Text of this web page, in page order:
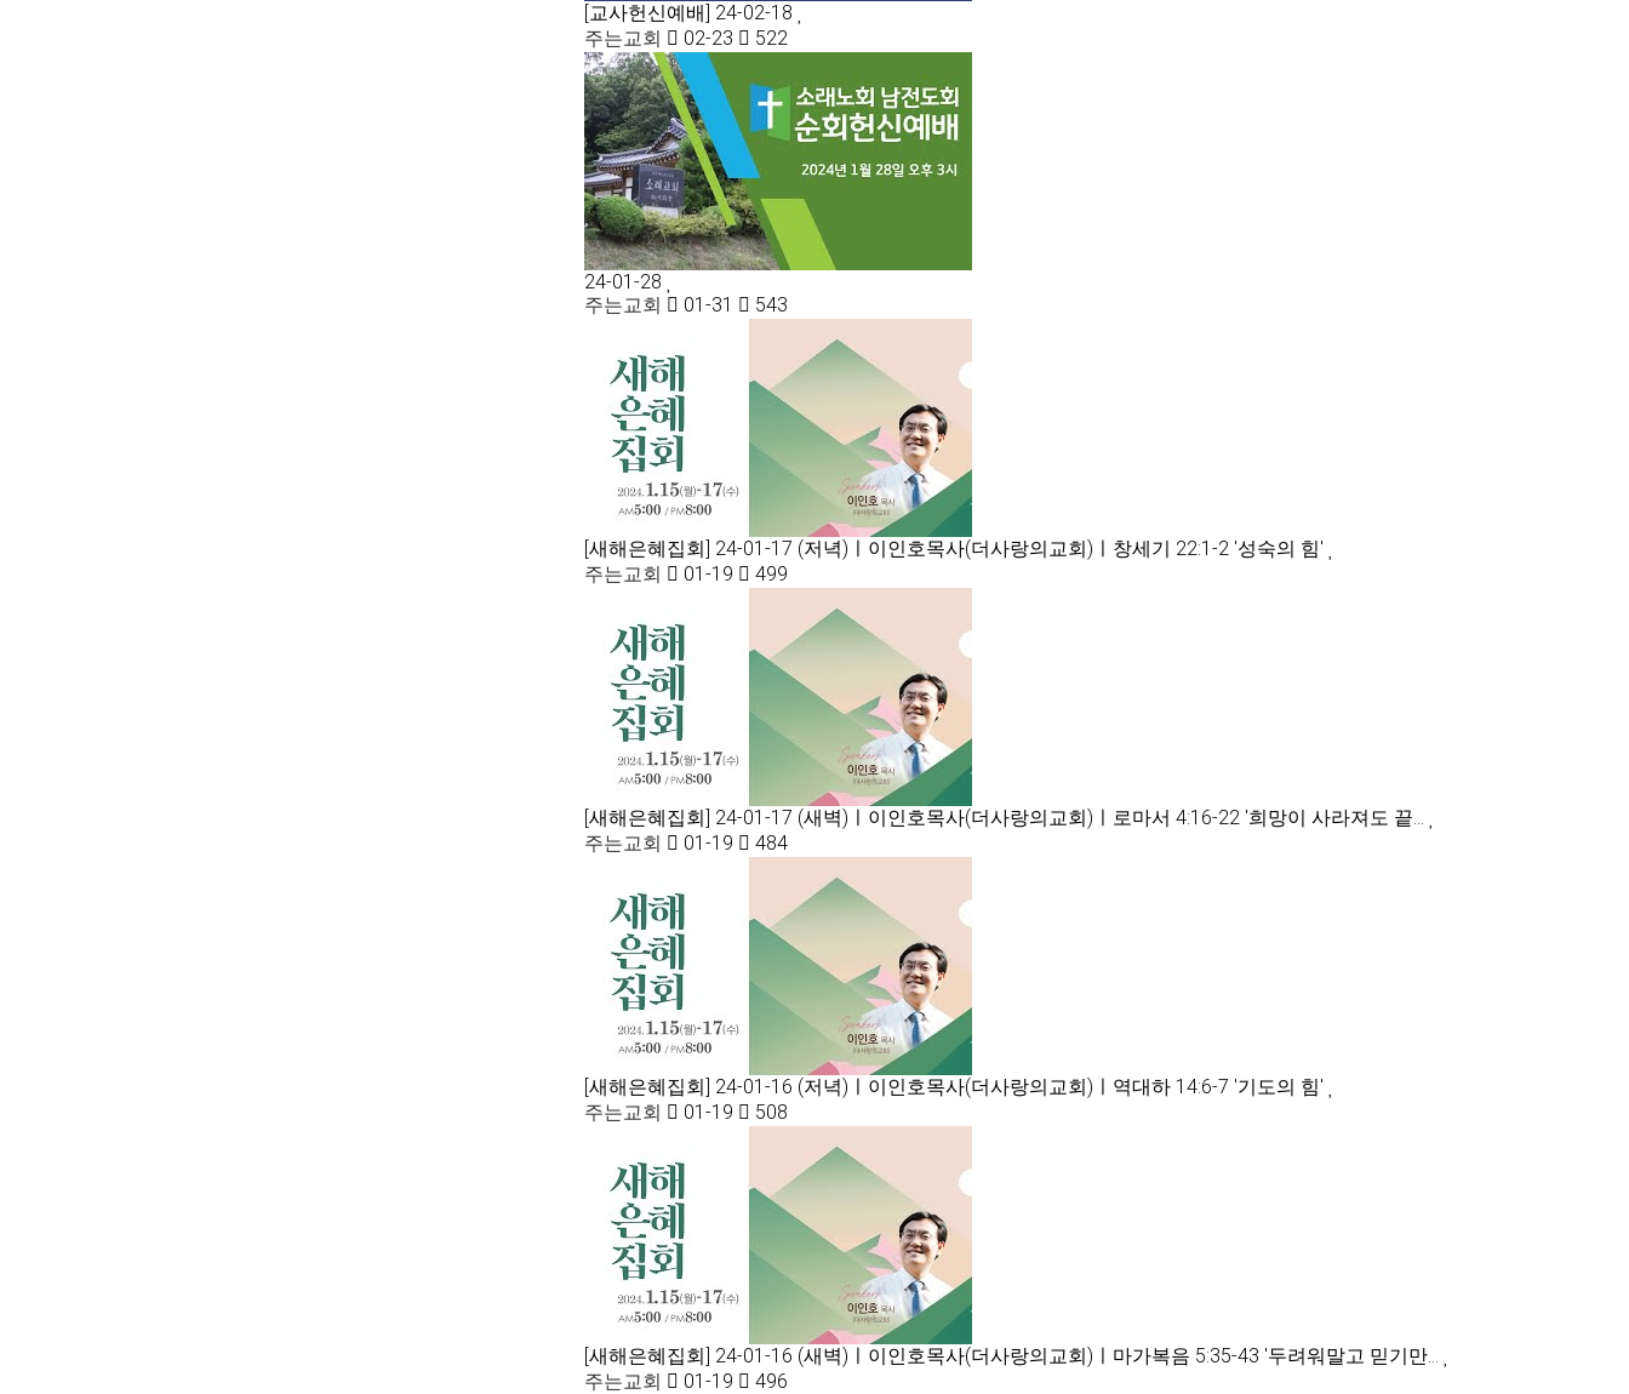
[교사헌신예배] 24-02-18
주는교회
02-23 522
24-01-28
주는교회
01-31 543
[새해은혜집회] 24-01-17 (저녁)ㅣ이인호목사(더사랑의교회)ㅣ창세기 22:1-2 '성숙의 힘'
주는교회
01-19 499
[새해은혜집회] 24-01-17 (새벽)ㅣ이인호목사(더사랑의교회)ㅣ로마서 4:16-22 '희망이 사라져도 끝…
주는교회
01-19 484
[새해은혜집회] 24-01-16 (저녁)ㅣ이인호목사(더사랑의교회)ㅣ역대하 14:6-7 '기도의 힘'
주는교회
01-19 508
[새해은혜집회] 24-01-16 (새벽)ㅣ이인호목사(더사랑의교회)ㅣ마가복음 5:35-43 '두려워말고 믿기만…
주는교회
01-19 496